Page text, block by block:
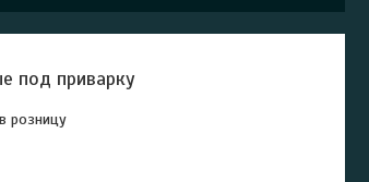
под приварку
розницу